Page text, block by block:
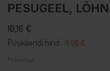
PESUGEEL,
10,16 €
Püsikliendi hind : 9.66 €
Maksudega